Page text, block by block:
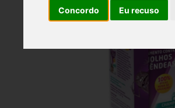
Concordo Eu recuso